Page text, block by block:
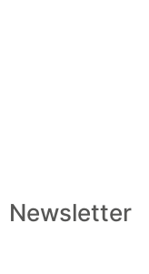
Newsletter